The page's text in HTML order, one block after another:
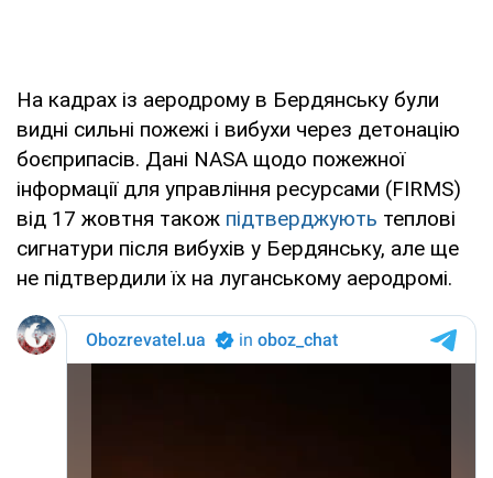
На кадрах із аеродрому в Бердянську були
видні сильні пожежі і вибухи через детонацію
боєприпасів. Дані NASA щодо пожежної
інформації для управління ресурсами (FIRMS)
від 17 жовтня також підтверджують теплові
сигнатури після вибухів у Бердянську, але ще
не підтвердили їх на луганському аеродромі.